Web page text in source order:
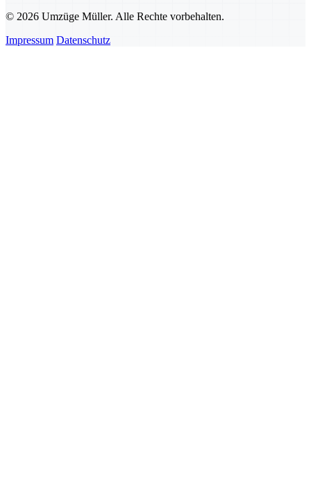
© 2026 Umzüge Müller. Alle Rechte vorbehalten.
Impressum Datenschutz